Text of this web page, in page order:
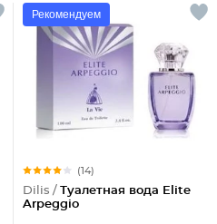
Рекомендуем
(14)
Dilis / Туалетная вода Elite
Arpeggio